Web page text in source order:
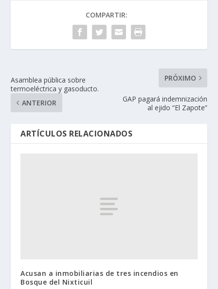
COMPARTIR:
Asamblea pública sobre
termoeléctrica y gasoducto.
ANTERIOR
PRÓXIMO
GAP pagará indemnización
al ejido “El Zapote”
ARTÍCULOS RELACIONADOS
Acusan a inmobiliarias de tres incendios en
Bosque del Nixticuil